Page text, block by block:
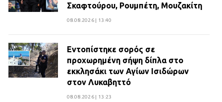
Σκαφτούρου, Ρουμπέτη, Μουζακίτη
08.08.2026 | 13:40
Εντοπίστηκε σορός σε
προχωρημένη σήψη δίπλα στο
εκκλησάκι των Αγίων Ισιδώρων
στον Λυκαβηττό
08.08.2026 | 13:23